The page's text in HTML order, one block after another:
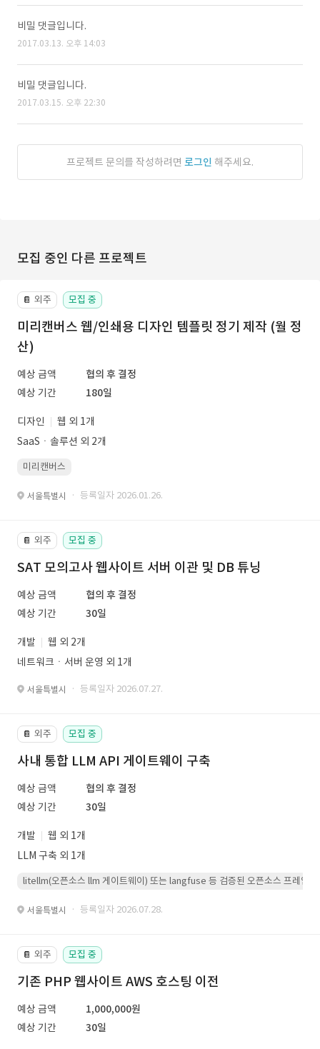
비밀 댓글입니다.
2017.03.13. 오후 14:03
비밀 댓글입니다.
2017.03.15. 오후 22:30
프로젝트 문의를 작성하려면 로그인 해주세요.
모집 중인 다른 프로젝트
📔 외주 모집 중
미리캔버스 웹/인쇄용 디자인 템플릿 정기 제작 (월 정
산)
예상 금액
협의 후 결정
예상 기간
180일
디자인
웹 외 1개
SaaSㆍ솔루션 외 2개
미리캔버스
서울특별시 · 등록일자 2026.01.26.
📔 외주 모집 중
SAT 모의고사 웹사이트 서버 이관 및 DB 튜닝
예상 금액
협의 후 결정
예상 기간
30일
개발
웹 외 2개
네트워크ㆍ서버 운영 외 1개
서울특별시 · 등록일자 2026.07.27.
📔 외주 모집 중
사내 통합 LLM API 게이트웨이 구축
예상 금액
협의 후 결정
예상 기간
30일
개발
웹 외 1개
LLM 구축 외 1개
litellm(오픈소스 llm 게이트웨이) 또는 langfuse 등 검증된 오픈소스 프레임워
서울특별시 · 등록일자 2026.07.28.
📔 외주 모집 중
기존 PHP 웹사이트 AWS 호스팅 이전
예상 금액
1,000,000원
예상 기간
30일